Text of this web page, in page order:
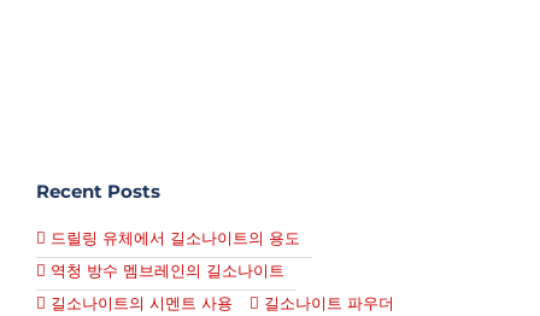
Recent Posts
드릴링 유체에서 길소나이트의 용도
역청 방수 멤브레인의 길소나이트
길소나이트의 시멘트 사용
길소나이트 파우더